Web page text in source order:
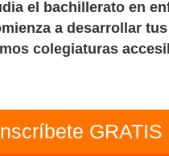
el bachillerato en
a desarrollar
colegiaturas
GRATIS